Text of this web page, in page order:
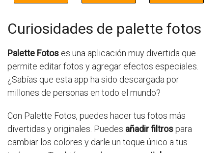
Curiosidades de palette fotos
Palette Fotos es una aplicación muy divertida que
permite editar fotos y agregar efectos especiales.
¿Sabías que esta app ha sido descargada por
millones de personas en todo el mundo?
Con Palette Fotos, puedes hacer tus fotos más
divertidas y originales. Puedes añadir filtrospara
cambiar los colores y darle un toque único a tus